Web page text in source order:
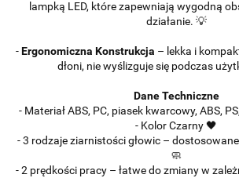
lampką LED, które zapewniają wygodną
działanie. 💡
-Ergonomiczna Konstrukcja – lekka i
dłoni, nie wyślizguje się podczas
Dane Techniczne
- MateriałABS, PC, piasek kwarcowy, ABS,
- KolorCzarny 🖤
- 3 rodzaje ziarnistości głowic –
🧼
- 2 prędkości pracy – łatwe do zmiany w